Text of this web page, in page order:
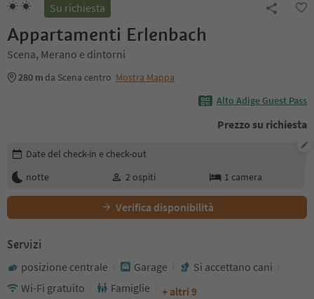
Su richiesta
Appartamenti Erlenbach
Scena, Merano e dintorni
280 m da Scena centro Mostra Mappa
Alto Adige Guest Pass
Prezzo su richiesta
Modifica i dettagli della prenotazione
Date del check-in e check-out
notte
2 ospiti 1 camera
Verifica disponibilità
Servizi
posizione centrale Garage
Si accettano cani
Wi-Fi gratuito
Famiglie + altri 9